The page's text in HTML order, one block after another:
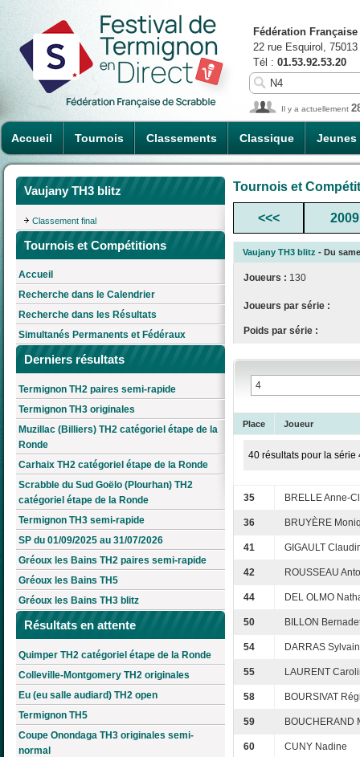
Accueil Tournois Classements Classique Jeunes
Fédération
22 rue Esquirol,
Tél : 01.53.92.53.20
Il y a actuellement
Vaujany TH3 blitz
Classement final
Tournois et Compétitions
Accueil
Recherche dans le Calendrier
Recherche dans les Résultats
Simultanés Permanents et Fédéraux
Derniers résultats
Termignon TH2 paires semi-rapide
Termignon TH3 originales
Muzillac (Billiers) TH2 catégoriel étape de la
Ronde
Carhaix TH2 catégoriel étape de la Ronde
Scrabble du Sud Goëlo (Plourhan) TH2
catégoriel étape de la Ronde
Termignon TH3 semi-rapide
SP du 01/09/2025 au 31/07/2026
Gréoux les Bains TH2 paires semi-rapide
Gréoux les Bains TH5
Gréoux les Bains TH3 blitz
Résultats en attente
Quimper TH2 catégoriel étape de la Ronde
Colleville-Montgomery TH2 originales
Eu (eu salle audiard) TH2 open
Termignon TH5
Coupe Onondaga TH3 originales semi-
normal
Tournois et
<<< 2009
Vaujany TH3 blitz - Du
Joueurs : 130
Joueurs par série :
Poids par série :
Place Joueur
40 résultats pour la série
35 BRELLE Anne-
36 BRUYÈRE
41 GIGAULT
42 ROUSSEAU
44 DEL OLMO
50 BILLON
54 DARRAS
55 LAURENT
58 BOURSIVAT
59 BOUCHERAND
60 CUNY Nadine